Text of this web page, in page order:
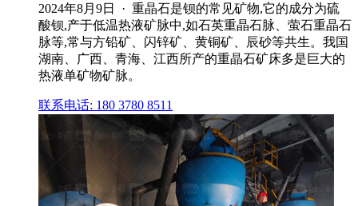
2024年8月9日 · 重晶石是钡的常见矿物,它的成分为硫
酸钡,产于低温热液矿脉中,如石英重晶石脉、萤石重晶石
脉等,常与方铅矿、闪锌矿、黄铜矿、辰砂等共生。我国
湖南、广西、青海、江西所产的重晶石矿床多是巨大的
热液单矿物矿脉。
联系电话: 180 3780 8511